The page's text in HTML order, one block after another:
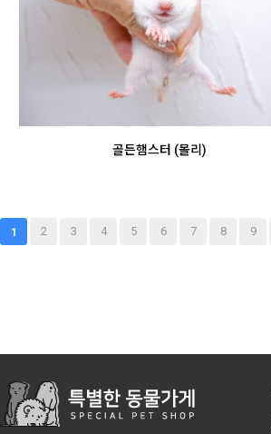
골든햄스터 (몰리)
1 2 3 4 5 6 7 8 9